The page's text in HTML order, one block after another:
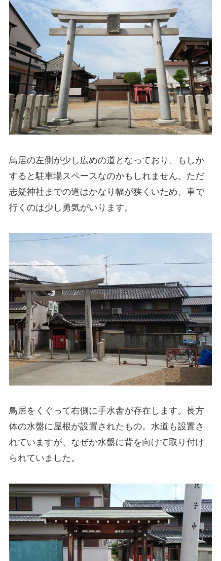
鳥居の左側が少し広めの道となっており、もしか
すると駐車場スペースなのかもしれません。ただ
志疑神社までの道はかなり幅が狭くいため、車で
行くのは少し勇気がいります。
鳥居をくぐって右側に手水舎が存在します。長方
体の水盤に屋根が設置されたもの。水道も設置さ
れていますが、なぜか水盤に背を向けて取り付け
られていました。